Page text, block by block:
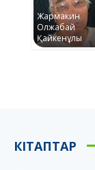
Жармакин
Олжабай
Қайкенұлы
КІТАПТАР